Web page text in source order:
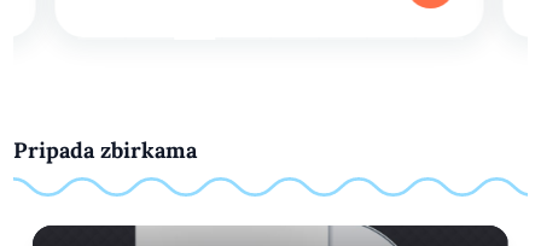
Pripada zbirkama